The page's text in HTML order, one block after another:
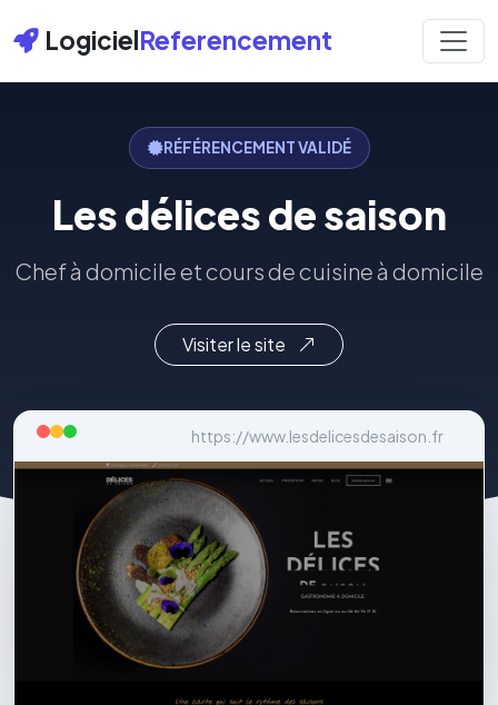
LogicielReferencement
RÉFÉRENCEMENT VALIDÉ
Les délices de saison
Chef à domicile et cours de cuisine à domicile
Visiter le site
https://www.lesdelicesdesaison.fr